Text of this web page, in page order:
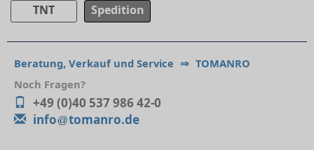
TNT
Spedition
Beratung, Verkauf und Service ⇒ TOMANRO
Noch Fragen?
+49 (0)40 537 986 42-0
info
tomanro.de